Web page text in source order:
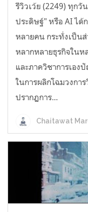
รีวิวเว้ย (2249) ทุก
ประดิษฐ์" หรือ AI ได้
หลายคน กระทั่งเป็น
หลากหลายธุรกิจในห
และภาควิชาการเอ
ในการผลิกโฉมวงกา
ปรากฏการ...
Chaitawat